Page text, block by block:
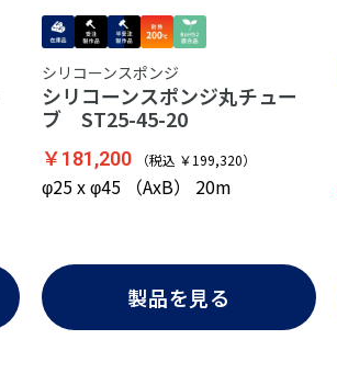
シリコーンスポンジ
シリコーンスポンジ丸チュー
ブ ST25-45-20
￥181,200 （税込 ￥199,320）
φ25 x φ45 （AxB） 20m
製品を見る